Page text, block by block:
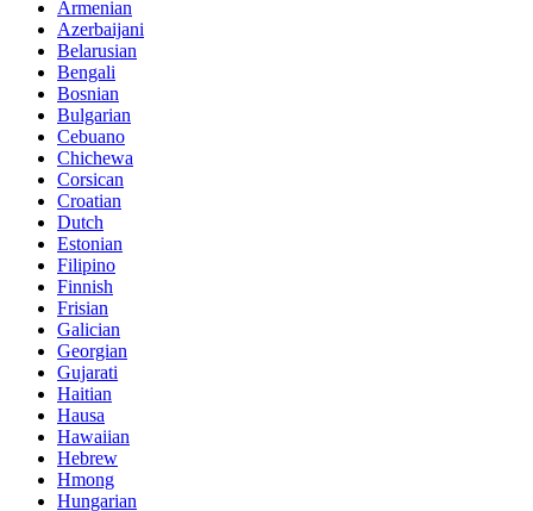
Armenian
Azerbaijani
Belarusian
Bengali
Bosnian
Bulgarian
Cebuano
Chichewa
Corsican
Croatian
Dutch
Estonian
Filipino
Finnish
Frisian
Galician
Georgian
Gujarati
Haitian
Hausa
Hawaiian
Hebrew
Hmong
Hungarian